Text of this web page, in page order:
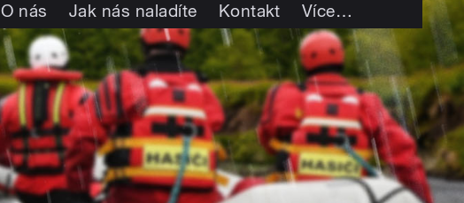
O nás Jak nás naladíte Kontakt Více…